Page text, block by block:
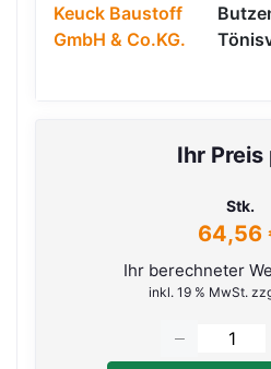
Keuck Baustoff
GmbH & Co.KG.
Ihr Preis
Stk.
64,56
Ihr berechneter
inkl. 19 % MwSt.